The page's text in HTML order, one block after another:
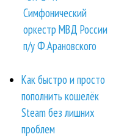
Симфонический
оркестр МВД России
п/у Ф.Арановского
Как быстро и просто
пополнить кошелёк
Steam без лишних
проблем